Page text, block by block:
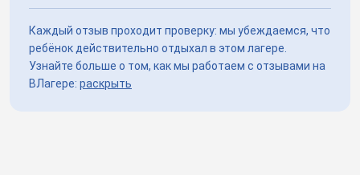
Каждый отзыв проходит проверку: мы убеждаемся, что
ребёнок действительно отдыхал в этом лагере.
Узнайте больше о том, как мы работаем с отзывами на
ВЛагере: раскрыть